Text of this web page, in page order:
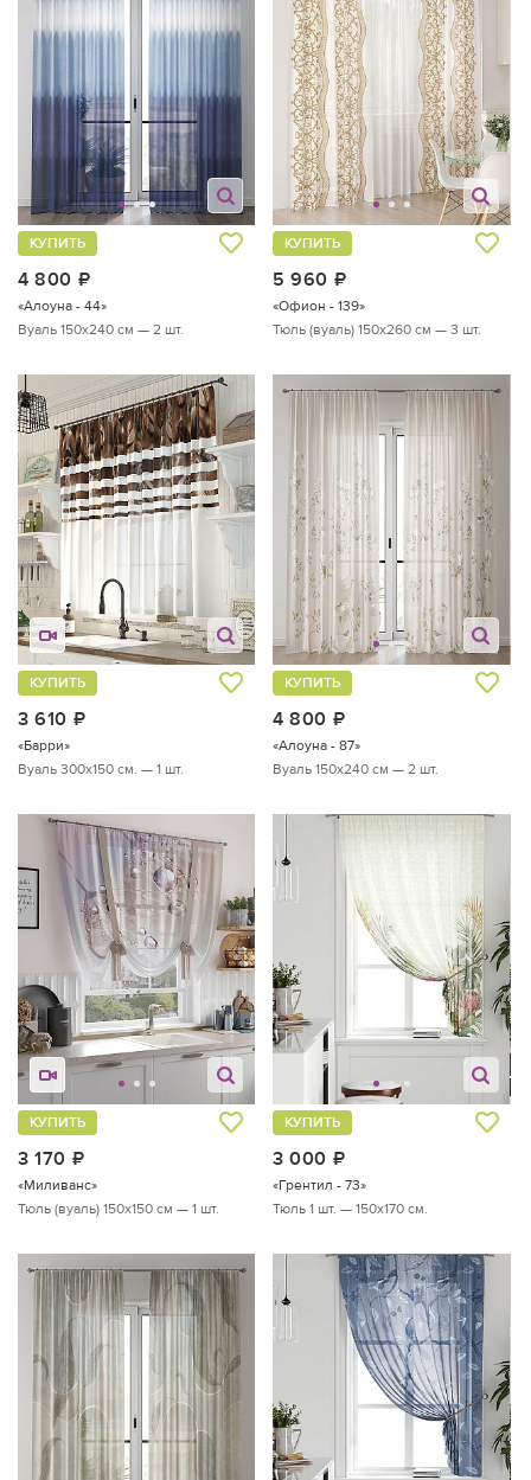
4 800
КУПИТЬ
«Алоуна - 44»
Вуаль 150х240 см — 2 шт.
5 960
КУПИТЬ
«Офион - 139»
Тюль (вуаль) 150х260 см — 3 шт.
3 610
КУПИТЬ
«Барри»
Вуаль 300х150 см. — 1 шт.
4 800
КУПИТЬ
«Алоуна - 87»
Вуаль 150х240 см — 2 шт.
3 170
КУПИТЬ
«Миливанс»
Тюль (вуаль) 150х150 см — 1 шт.
3 000
КУПИТЬ
«Грентил - 73»
Тюль 1 шт. — 150х170 см.